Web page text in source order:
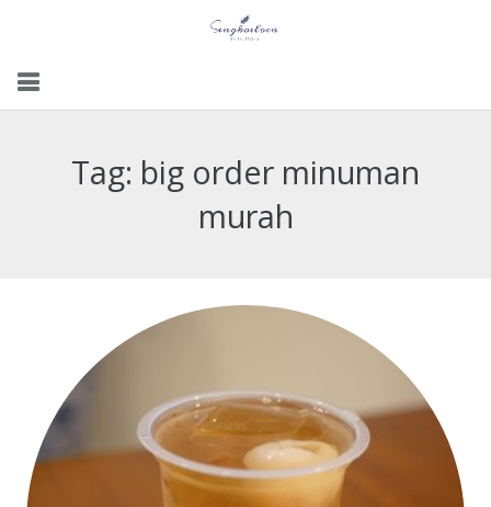
Tag: big order minuman
murah